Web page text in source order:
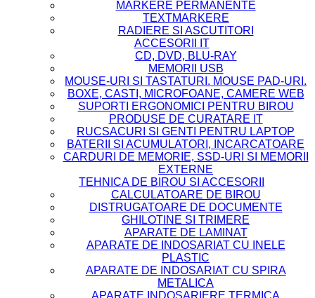
MARKERE PERMANENTE
TEXTMARKERE
RADIERE SI ASCUTITORI
ACCESORII IT
CD, DVD, BLU-RAY
MEMORII USB
MOUSE-URI SI TASTATURI. MOUSE PAD-URI.
BOXE, CASTI, MICROFOANE, CAMERE WEB
SUPORTI ERGONOMICI PENTRU BIROU
PRODUSE DE CURATARE IT
RUCSACURI SI GENTI PENTRU LAPTOP
BATERII SI ACUMULATORI, INCARCATOARE
CARDURI DE MEMORIE, SSD-URI SI MEMORII
EXTERNE
TEHNICA DE BIROU SI ACCESORII
CALCULATOARE DE BIROU
DISTRUGATOARE DE DOCUMENTE
GHILOTINE SI TRIMERE
APARATE DE LAMINAT
APARATE DE INDOSARIAT CU INELE
PLASTIC
APARATE DE INDOSARIAT CU SPIRA
METALICA